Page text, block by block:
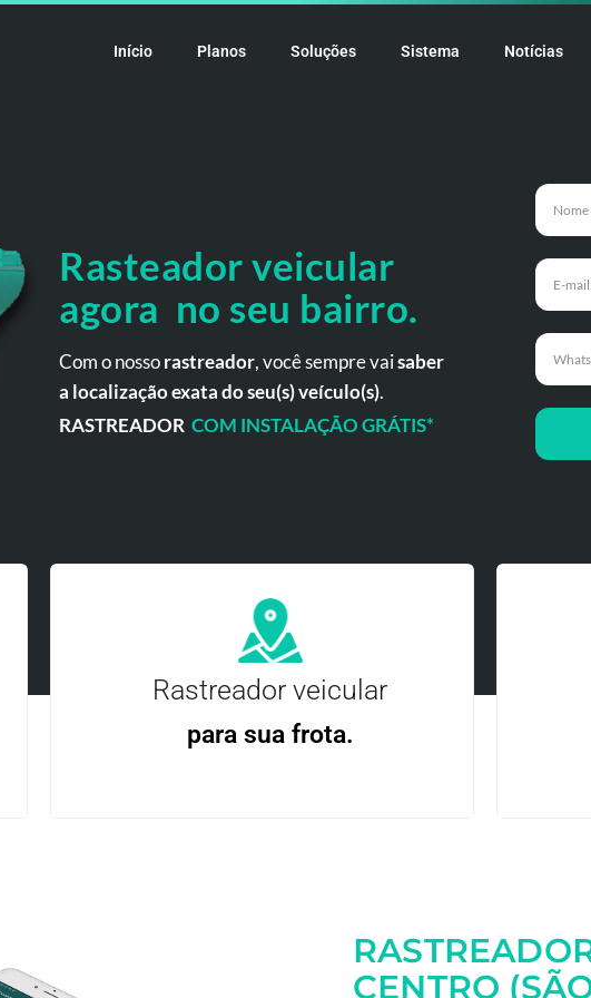
Início Planos Soluções Sistema Notícias
Rasteador veicular
agora no seu bairro.
Com o nossorastreador, você sempre vaisaber
a localização exata do seu(s) veículo(s).
RASTREADOR COM INSTALAÇÃO GRÁTIS*
Rastreador veicular
para sua frota.
CENTRO